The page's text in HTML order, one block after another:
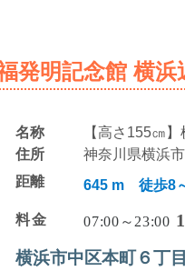
発明記念館 横
名称
【高さ155㎝
住所
神奈川県横浜
距離
645 m 徒歩8
料金 07:00～23:00
横浜市中区本町６丁